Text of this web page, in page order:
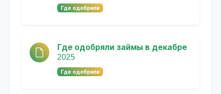
Где одобряли
Где одобряли займы в декабре
2025
Где одобряли